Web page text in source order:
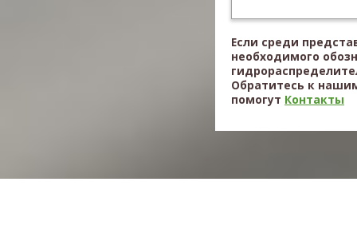
Если среди
необходимого
Обратитесь к
помогут Контакты